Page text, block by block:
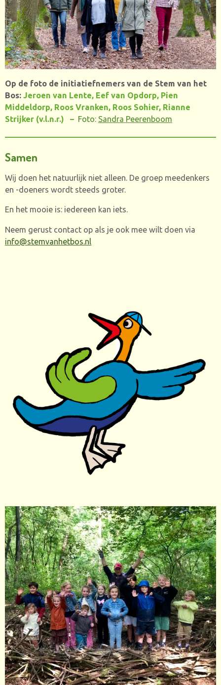
Op de foto de initiatiefnemers van de Stem van het
Bos: Jeroen van Lente, Eef van Opdorp, Pien
Middeldorp, Roos Vranken, Roos Sohier, Rianne
Strijker (v.l.n.r.) – Foto: Sandra Peerenboom
Samen
Wij doen het natuurlijk niet alleen. De groep meedenkers
en -doeners wordt steeds groter.
En het mooie is: iedereen kan iets.
Neem gerust contact op als je ook mee wilt doen via
info@stemvanhetbos.nl